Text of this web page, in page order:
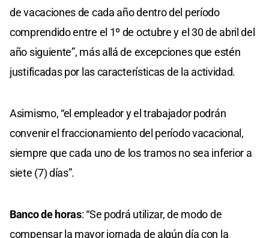
de vacaciones de cada año dentro del período
comprendido entre el 1º de octubre y el 30 de abril del
año siguiente”, más allá de excepciones que estén
justificadas por las características de la actividad.
Asimismo, “el empleador y el trabajador podrán
convenir el fraccionamiento del período vacacional,
siempre que cada uno de los tramos no sea inferior a
siete (7) días”.
Banco de horas: “Se podrá utilizar, de modo de
compensar la mayor jornada de algún día con la